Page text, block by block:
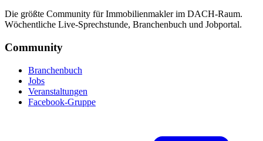
Die größte Community für Immobilienmakler im DACH-Raum.
Wöchentliche Live-Sprechstunde, Branchenbuch und Jobportal.
Community
Branchenbuch
Jobs
Veranstaltungen
Facebook-Gruppe